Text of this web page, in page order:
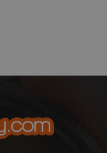
.youtube.com